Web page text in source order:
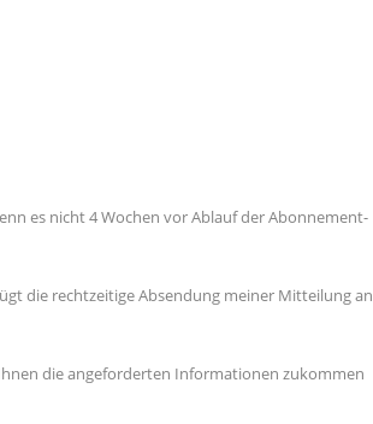
es nicht 4 Wochen vor Ablauf der Abonnement-
die rechtzeitige Absendung meiner Mitteilung an
die angeforderten Informationen zukommen